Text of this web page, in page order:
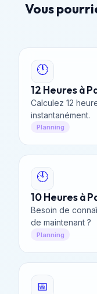
Vous
🕛
12 Heures à
Calculez 12
instantanément.
Planning
🕙
10 Heures à
Besoin de
de maintenant ?
Planning
📅